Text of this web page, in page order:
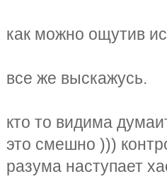
как можно ощутив
все же выскажусь.
кто то видима
это смешно )))
разума наступает